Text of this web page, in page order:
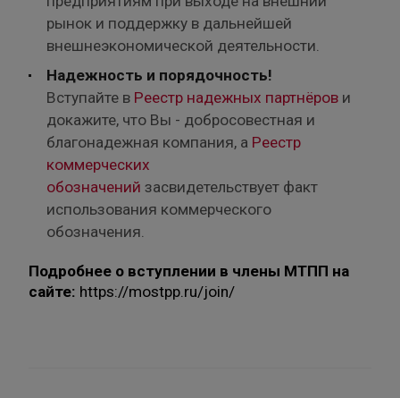
рынок и поддержку в дальнейшей
внешнеэкономической деятельности.
Надежность и порядочность!
Вступайте в Реестр надежных партнёров и
докажите, что Вы - добросовестная и
благонадежная компания, а Реестр
коммерческих
обозначений засвидетельствует факт
использования коммерческого
обозначения.
Подробнее о вступлении в члены МТПП на
сайте: https://mostpp.ru/join/